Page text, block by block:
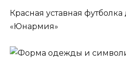
Красная уставная
«Юнармия»